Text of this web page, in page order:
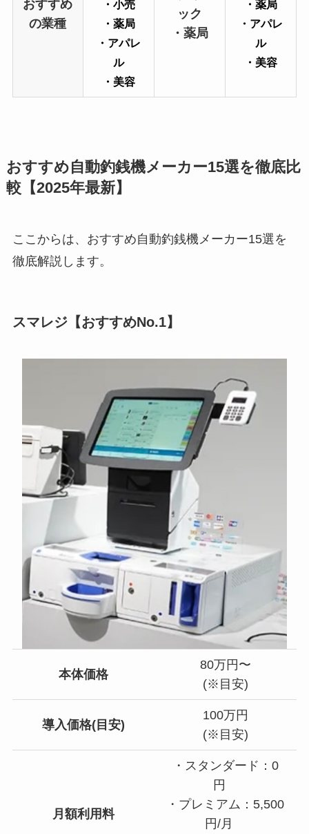
おすすめ
の業種
・小売
・薬局
・アパレ
ル
・美容
ック
・薬局
・薬局
・アパレ
ル
・美容
おすすめ自動釣銭機メーカー15選を徹底比
較【2025年最新】
ここからは、おすすめ自動釣銭機メーカー15選を
徹底解説します。
スマレジ【おすすめNo.1】
本体価格
80万円〜
(※目安)
導入価格(目安)
100万円
(※目安)
月額利用料
・スタンダード：0
円
・プレミアム：5,500
円/月